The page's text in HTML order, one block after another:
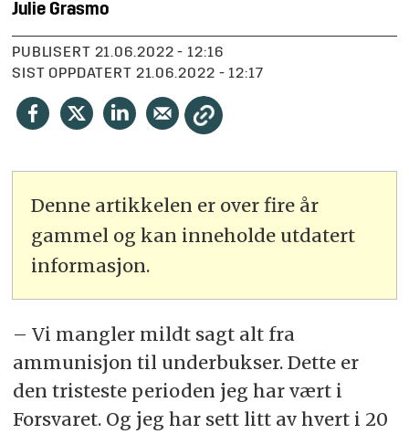
Julie Grasmo
PUBLISERT
21.06.2022 - 12:16
SIST OPPDATERT
21.06.2022 - 12:17
Denne artikkelen er over fire år
gammel og kan inneholde utdatert
informasjon.
– Vi mangler mildt sagt alt fra
ammunisjon til underbukser. Dette er
den tristeste perioden jeg har vært i
Forsvaret. Og jeg har sett litt av hvert i 20